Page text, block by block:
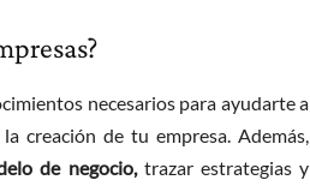
necesarios para ayudarte a
creación de tu empresa. Además,
de negocio,trazar estrategias y